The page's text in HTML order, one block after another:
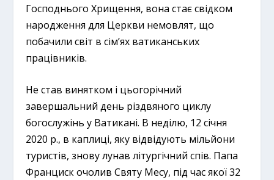
Господнього Хрищення, вона стає свідком
народження для Церкви немовлят, що
побачили світ в сім’ях ватиканських
працівників.
Не став винятком і цьогорічний
завершальний день різдвяного циклу
богослужінь у Ватикані. В неділю, 12 січня
2020 р., в каплиці, яку відвідують мільйони
туристів, знову лунав літургічний спів. Папа
Франциск очолив Святу Месу, під час якої 32